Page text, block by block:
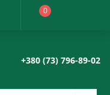
0
+380 (73) 796-89-02